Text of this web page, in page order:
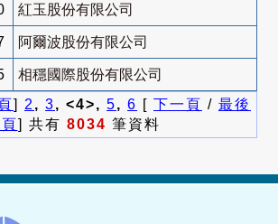
紅玉股份有限公司
阿爾波股份有限公司
相穩國際股份有限公司
] 2 , 3, <4>, 5, 6 [ 下一頁 / 最後
] 共有 8034 筆資料